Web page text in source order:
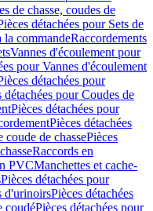
de chasse, coudes de
détachées pour Sets de
la commandeRaccordements
Vannes d'écoulement pour
pour Vannes d'écoulement
détachées pour
détachées pour Coudes de
Pièces détachées pour
Pièces détachées
coude de chassePièces
Raccords en
PVCManchettes et cache-
Pièces détachées pour
d'urinoirsPièces détachées
coudéPièces détachées pour